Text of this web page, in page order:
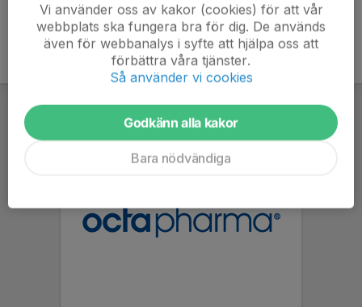
Vi använder oss av kakor (cookies) för att vår
webbplats ska fungera bra för dig. De används
även för webbanalys i syfte att hjälpa oss att
förbättra våra tjänster.
Så använder vi cookies
Godkänn alla kakor
Bara nödvändiga